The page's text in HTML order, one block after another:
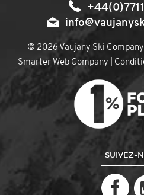
© 2026 Vaujany Ski
Smarter Web Company
SUIVEZ-